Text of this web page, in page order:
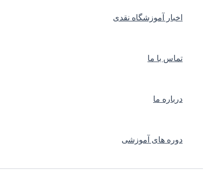
اخبار آموزشگاه نقدی
تماس با ما
درباره ما
دوره های آموزشی